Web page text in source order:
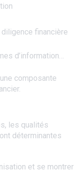
financière
d’information…
composante
les qualités
déterminantes
et se montrer